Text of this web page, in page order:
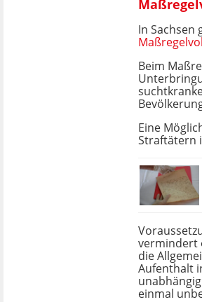
In Sachsen
Beim
Eine
Straftätern
vermindert
die
Aufenthalt
einmal